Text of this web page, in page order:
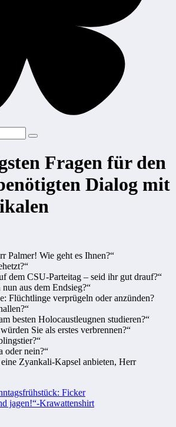
Fragen für den
Dialog mit
Palmer! Wie geht es Ihnen?“
dem CSU-Parteitag – seid ihr gut drauf?“
aus dem Endsieg?“
Flüchtlinge verprügeln oder anzünden?
besten Holocaustleugnen studieren?“
Sie als erstes verbrennen?“
oder nein?“
Zyankali-Kapsel anbieten, Herr
Ficker
jagen!“-Krawattenshirt